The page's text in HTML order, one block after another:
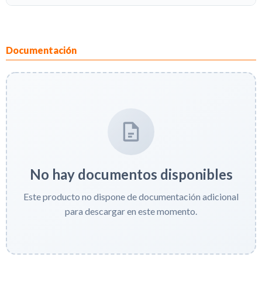
Documentación
No hay documentos disponibles
Este producto no dispone de documentación adicional
para descargar en este momento.